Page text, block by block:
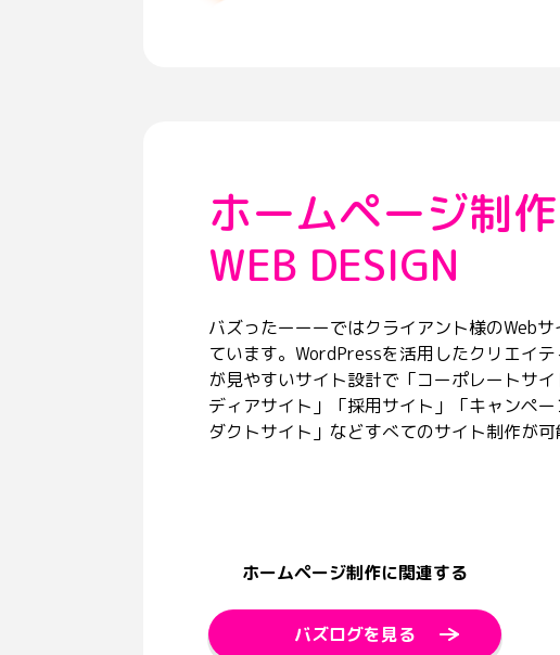
ホームページ制作
WEB DESIGN
バズったーーーではクライアント様のWeb
ています。WordPressを活用したクリエイ
が見やすいサイト設計で「コーポレートサ
ディアサイト」「採用サイト」「キャンペ
ダクトサイト」などすべてのサイト制作が可
ホームページ制作に関連する
バズログを見る